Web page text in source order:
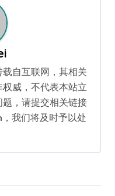
载自互联网，其相关
威，不代表本站立
，请提交相关链接
我们将及时予以处